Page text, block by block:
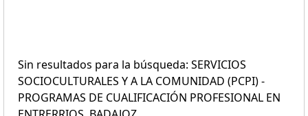
Sin resultados para la búsqueda: SERVICIOS
SOCIOCULTURALES Y A LA COMUNIDAD (PCPI) -
PROGRAMAS DE CUALIFICACIÓN PROFESIONAL EN